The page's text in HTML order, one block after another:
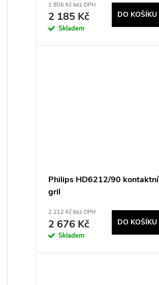
1 806 Kč bez DPH
2 185 Kč
Skladem
DO KOŠÍKU
Philips HD6212/90 kontaktní
gril
2 212 Kč bez DPH
2 676 Kč
Skladem
DO KOŠÍKU